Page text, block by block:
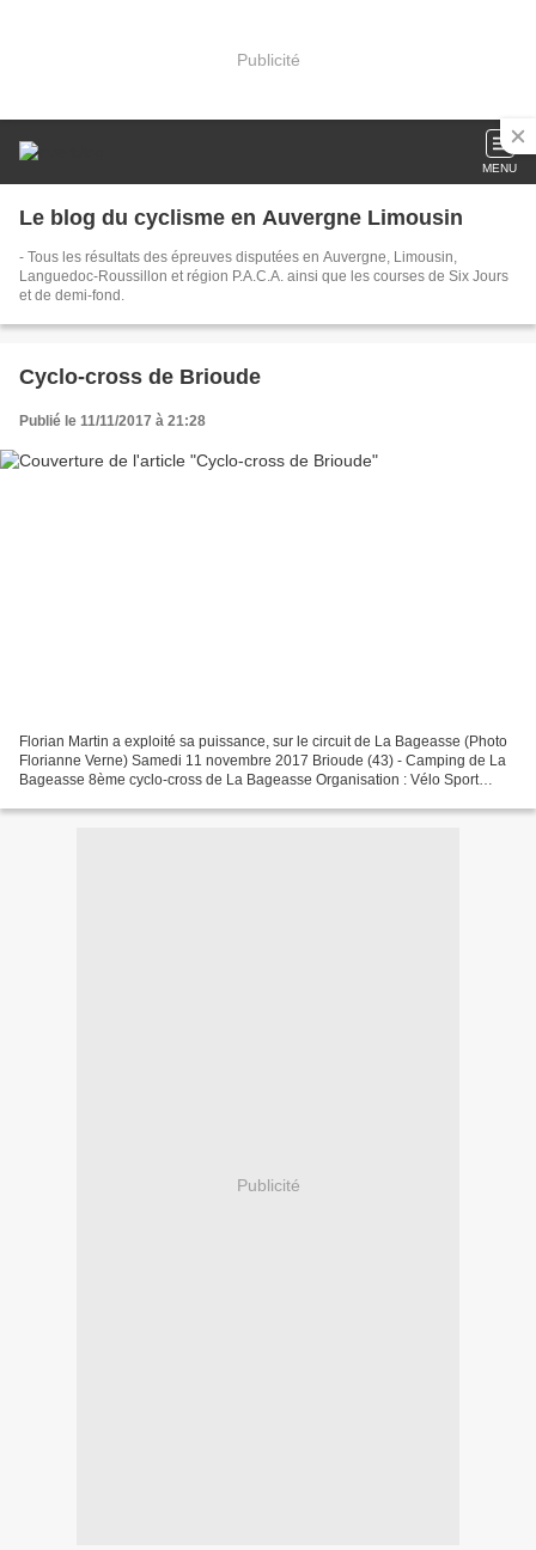
Publicité
MENU
Le blog du cyclisme en Auvergne Limousin
- Tous les résultats des épreuves disputées en Auvergne, Limousin,
Languedoc-Roussillon et région P.A.C.A. ainsi que les courses de Six Jours
et de demi-fond.
Cyclo-cross de Brioude
Publié le 11/11/2017 à 21:28
Florian Martin a exploité sa puissance, sur le circuit de La Bageasse (Photo
Florianne Verne) Samedi 11 novembre 2017 Brioude (43) - Camping de La
Bageasse 8ème cyclo-cross de La Bageasse Organisation : Vélo Sport
Publicité